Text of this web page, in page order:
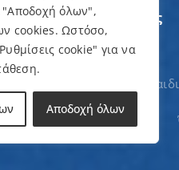
"Αποδοχή όλων",
cookies. Ωστόσο,
cookie" για να
Αποδοχή όλων
Εκδηλώσεις
Σύνδεσμος για